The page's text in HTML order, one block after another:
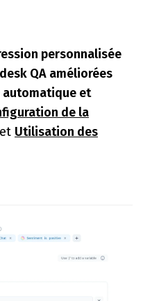
personnalisée
QA améliorées
automatique et
de la
et Utilisation des